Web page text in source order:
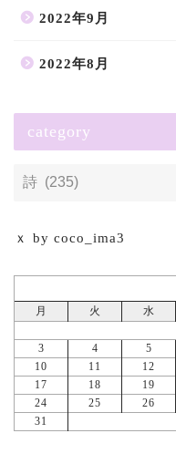
2022年9月
2022年8月
category
ｘ by coco_ima3
月
火 水
3
4 5
10
11 12
17
18 19
24
25 26
31